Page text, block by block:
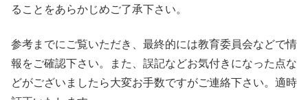
ることをあらかじめご了承下さい。
参考までにご覧いただき、最終的には教育委員会などで情
報をご確認下さい。また、誤記などお気付きになった点な
どがございましたら大変お手数ですがご連絡下さい。適時